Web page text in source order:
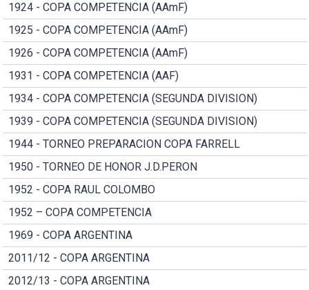
1924 - COPA COMPETENCIA (AAmF)
1925 - COPA COMPETENCIA (AAmF)
1926 - COPA COMPETENCIA (AAmF)
1931 - COPA COMPETENCIA (AAF)
1934 - COPA COMPETENCIA (SEGUNDA DIVISION)
1939 - COPA COMPETENCIA (SEGUNDA DIVISION)
1944 - TORNEO PREPARACION COPA FARRELL
1950 - TORNEO DE HONOR J.D.PERON
1952 - COPA RAUL COLOMBO
1952 – COPA COMPETENCIA
1969 - COPA ARGENTINA
2011/12 - COPA ARGENTINA
2012/13 - COPA ARGENTINA